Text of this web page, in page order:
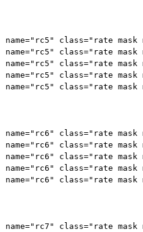
name="rc5" class="rate
name="rc5" class="rate
name="rc5" class="rate
name="rc5" class="rate
name="rc5" class="rate
name="rc6" class="rate mask
name="rc6" class="rate mask
name="rc6" class="rate mask
name="rc6" class="rate mask
name="rc6" class="rate mask
name="rc7" class="rate mask